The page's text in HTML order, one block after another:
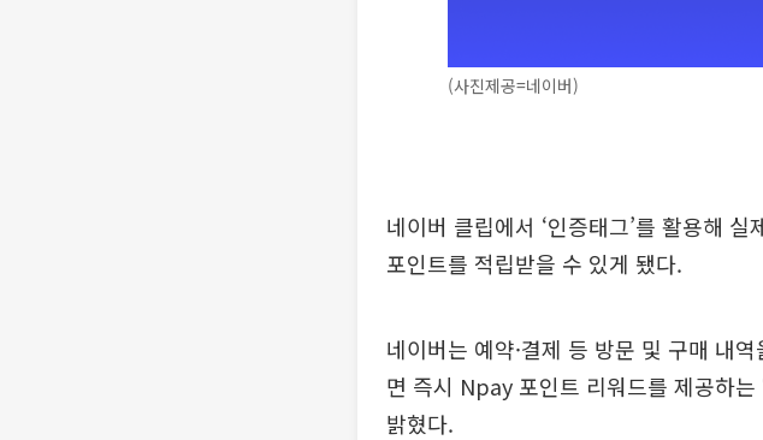
(사진제공=네이버)
네이버 클립에서 ‘인증태그’를 활용해
포인트를 적립받을 수 있게 됐다.
네이버는 예약·결제 등 방문 및 구매 내
면 즉시 Npay 포인트 리워드를 제공하는
밝혔다.